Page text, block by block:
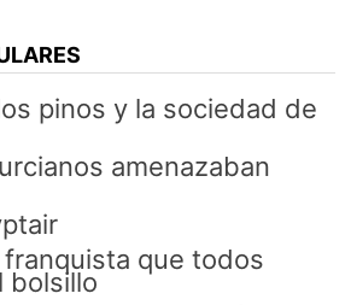
pinos y la sociedad de
amenazaban
que todos
bolsillo